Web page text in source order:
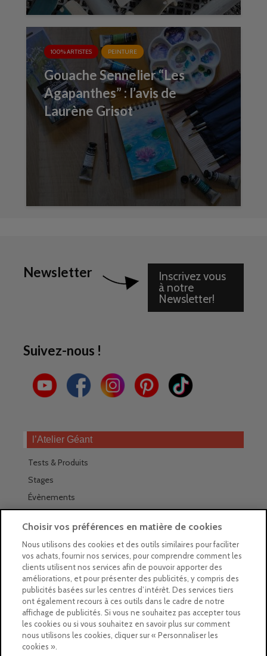
100% ARTISTES PEINTURE
Gouache Sennelier “Les
Agapanthes” : l’avis de
Laurène Grisot
Newsletter
Inscrivez vous
à notre
Newsletter!
Suivez-nous !
l’Atelier Géant
Tests & Produits
Stages
Évènements
Trouver nos magasins
La newsletter des magasins
Feuilleter le Guide
Gratuit : intégrer le Guide
Marques Beaux-Arts
Matériel pour l’aquarelle
Choisir vos préférences en matière de cookies
Nous utilisons des cookies et des outils similaires pour faciliter
vos achats, fournir nos services, pour comprendre comment les
clients utilisent nos services afin de pouvoir apporter des
améliorations, et pour présenter des publicités, y compris des
publicités basées sur les centres d’intérêt. Des services tiers
ont également recours à ces outils dans le cadre de notre
affichage de publicités. Si vous ne souhaitez pas accepter tous
les cookies ou si vous souhaitez en savoir plus sur comment
nous utilisons les cookies, cliquer sur « Personnaliser les
cookies ».